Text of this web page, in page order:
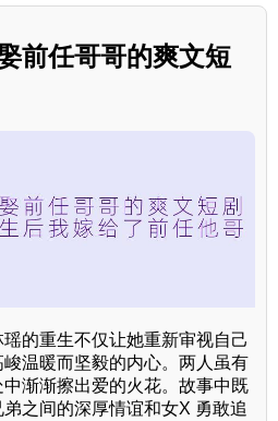
前任哥哥的爽文短
的重生不仅让她重新审视自己
温暖而坚毅的内心。两人虽有
渐渐擦出爱的火花。故事中既
之间的深厚情谊和女X 勇敢追